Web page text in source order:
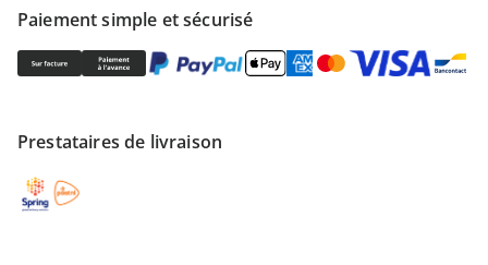
Paiement simple et sécurisé
Prestataires de livraison